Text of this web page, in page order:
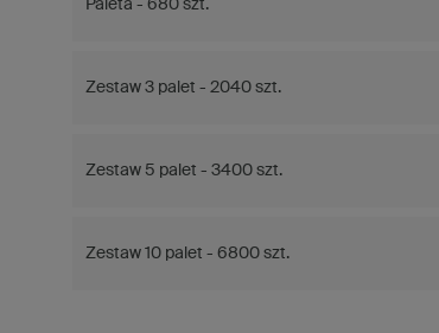
Paleta - 680 szt.
Zestaw 3 palet - 2040 szt.
Zestaw 5 palet - 3400 szt.
Zestaw 10 palet - 6800 szt.